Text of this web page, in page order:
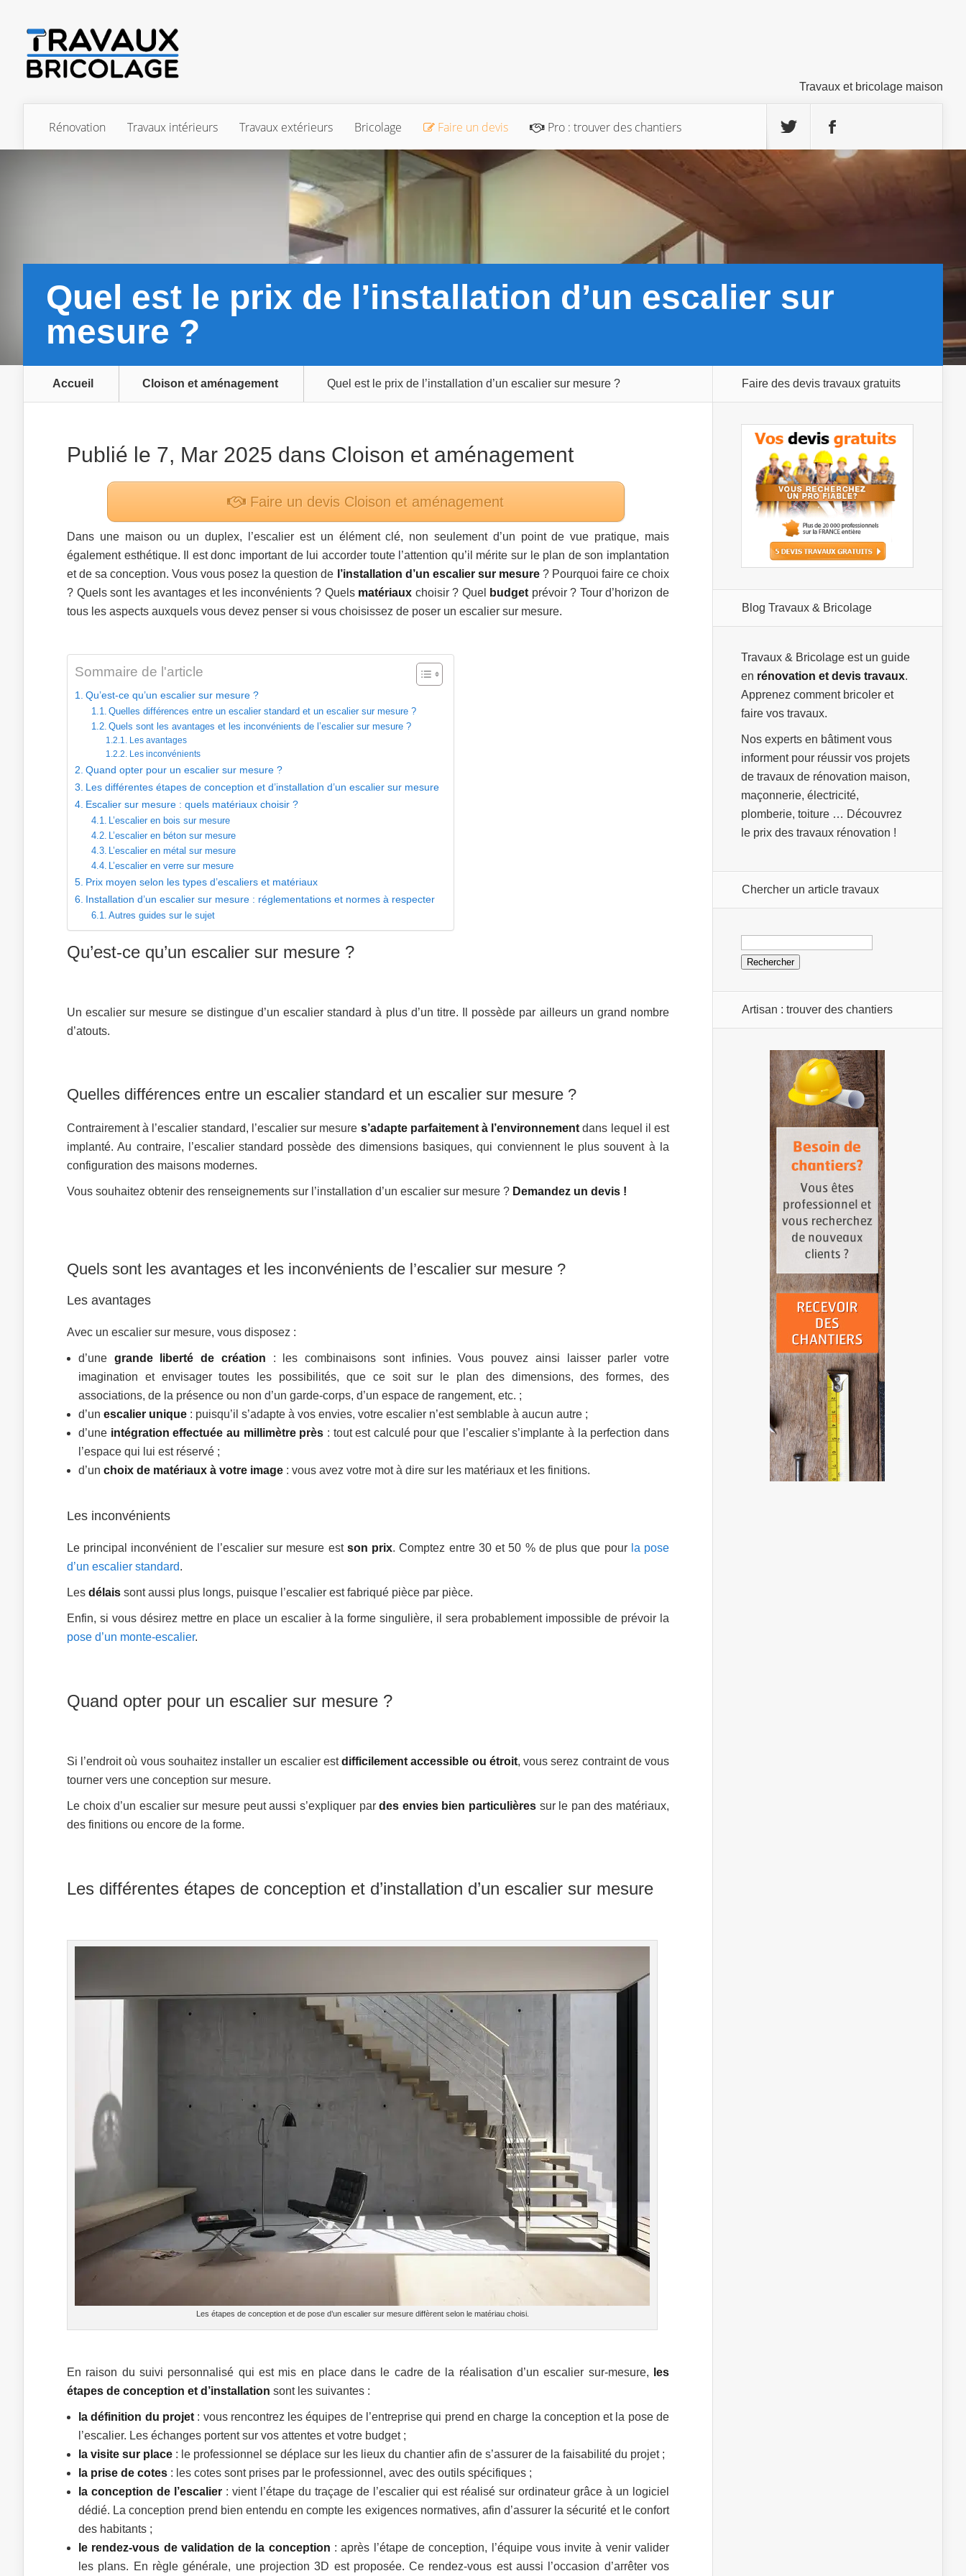
Travaux et bricolage maison
Rénovation Travaux intérieurs Travaux extérieurs Bricolage Faire un devis Pro : trouver des chantiers
Quel est le prix de l’installation d’un escalier sur
mesure ?
Accueil Cloison et aménagement Quel est le prix de l’installation d’un escalier sur mesure ?
Publié le 7, Mar 2025 dans Cloison et aménagement
Faire un devis Cloison et aménagement
Dans une maison ou un duplex, l’escalier est un élément clé, non seulement d’un point de vue pratique, mais
également esthétique. Il est donc important de lui accorder toute l’attention qu’il mérite sur le plan de son implantation
et de sa conception. Vous vous posez la question de l’installation d’un escalier sur mesure? Pourquoi faire ce choix
? Quels sont les avantages et les inconvénients ? Quels matériaux choisir ? Quel budget prévoir ? Tour d’horizon de
tous les aspects auxquels vous devez penser si vous choisissez de poser un escalier sur mesure.
Sommaire de l'article
Qu’est-ce qu’un escalier sur mesure ?
Quelles différences entre un escalier standard et un escalier sur mesure ?
Quels sont les avantages et les inconvénients de l’escalier sur mesure ?
Les avantages
Les inconvénients
Quand opter pour un escalier sur mesure ?
Les différentes étapes de conception et d’installation d’un escalier sur mesure
Escalier sur mesure : quels matériaux choisir ?
L’escalier en bois sur mesure
L’escalier en béton sur mesure
L’escalier en métal sur mesure
L’escalier en verre sur mesure
Prix moyen selon les types d’escaliers et matériaux
Installation d’un escalier sur mesure : réglementations et normes à respecter
Autres guides sur le sujet
Qu’est-ce qu’un escalier sur mesure ?
Un escalier sur mesure se distingue d’un escalier standard à plus d’un titre. Il possède par ailleurs un grand nombre
d’atouts.
Quelles différences entre un escalier standard et un escalier sur mesure ?
Contrairement à l’escalier standard, l’escalier sur mesure s’adapte parfaitement à l’environnement dans lequel il est
implanté. Au contraire, l’escalier standard possède des dimensions basiques, qui conviennent le plus souvent à la
configuration des maisons modernes.
Vous souhaitez obtenir des renseignements sur l’installation d’un escalier sur mesure ? Demandez un devis !
Quels sont les avantages et les inconvénients de l’escalier sur mesure ?
Les avantages
Avec un escalier sur mesure, vous disposez :
d’une grande liberté de création : les combinaisons sont infinies. Vous pouvez ainsi laisser parler votre
imagination et envisager toutes les possibilités, que ce soit sur le plan des dimensions, des formes, des
associations, de la présence ou non d’un garde-corps, d’un espace de rangement, etc. ;
d’un escalier unique : puisqu’il s’adapte à vos envies, votre escalier n’est semblable à aucun autre ;
d’une intégration effectuée au millimètre près : tout est calculé pour que l’escalier s’implante à la perfection dans
l’espace qui lui est réservé ;
d’un choix de matériaux à votre image : vous avez votre mot à dire sur les matériaux et les finitions.
Les inconvénients
Le principal inconvénient de l’escalier sur mesure est son prix. Comptez entre 30 et 50 % de plus que pour la pose
d’un escalier standard.
Les délais sont aussi plus longs, puisque l’escalier est fabriqué pièce par pièce.
Enfin, si vous désirez mettre en place un escalier à la forme singulière, il sera probablement impossible de prévoir la
pose d’un monte-escalier.
Quand opter pour un escalier sur mesure ?
Si l’endroit où vous souhaitez installer un escalier estdifficilement accessible ou étroit, vous serez contraint de vous
tourner vers une conception sur mesure.
Le choix d’un escalier sur mesure peut aussi s’expliquer pardes envies bien particulièressur le pan des matériaux,
des finitions ou encore de la forme.
Les différentes étapes de conception et d’installation d’un escalier sur mesure
Les étapes de conception et de pose d’un escalier sur mesure diffèrent selon le matériau choisi.
En raison du suivi personnalisé qui est mis en place dans le cadre de la réalisation d’un escalier sur-mesure,
les
étapes de conception et d’installation sont les suivantes :
la définition du projet: vous rencontrez les équipes de l’entreprise qui prend en charge la conception et la pose de
l’escalier. Les échanges portent sur vos attentes et votre budget ;
la visite sur place : le professionnel se déplace sur les lieux du chantier afin de s’assurer de la faisabilité du projet ;
la prise de cotes : les cotes sont prises par le professionnel, avec des outils spécifiques ;
la conception de l’escalier : vient l’étape du traçage de l’escalier qui est réalisé sur ordinateur grâce à un logiciel
dédié. La conception prend bien entendu en compte les exigences normatives, afin d’assurer la sécurité et le confort
des habitants ;
le rendez-vous de validation de la conception : après l’étape de conception, l’équipe vous invite à venir valider
les plans. En règle générale, une projection 3D est proposée. Ce rendez-vous est aussi l’occasion d’arrêter vos
Faire des devis travaux gratuits
Blog Travaux & Bricolage
Travaux & Bricolage est un guide
en rénovation et devis travaux.
Apprenez comment bricoler et
faire vos travaux.
Nos experts en bâtiment vous
informent pour réussir vos projets
de travaux de rénovation maison,
maçonnerie, électricité,
plomberie, toiture … Découvrez
le prix des travaux rénovation !
Chercher un article travaux
Rechercher :
Artisan : trouver des chantiers